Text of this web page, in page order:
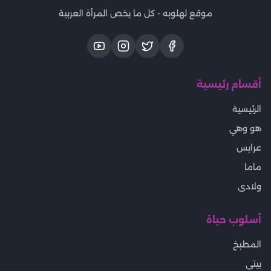
موقع لهلوبه - كل ما يخص المرأة العربية
أقسام رئيسية
الرئيسية
هو وهي
عرايس
ماما
ولادى
أسلوب حياة
المطبخ
بيتى